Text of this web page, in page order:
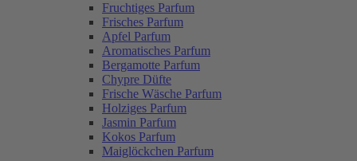
Fruchtiges Parfum
Frisches Parfum
Apfel Parfum
Aromatisches Parfum
Bergamotte Parfum
Chypre Düfte
Frische Wäsche Parfum
Holziges Parfum
Jasmin Parfum
Kokos Parfum
Maiglöckchen Parfum